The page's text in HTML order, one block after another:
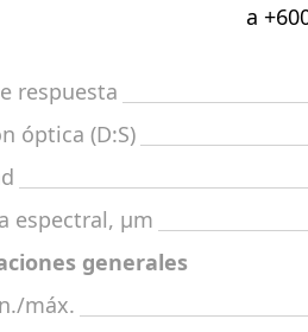
a
respuesta
óptica (D:S)
espectral, μm
generales
máx.